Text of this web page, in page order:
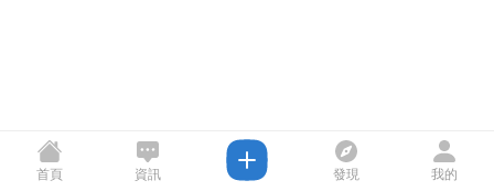
首頁 資訊 發現 我的